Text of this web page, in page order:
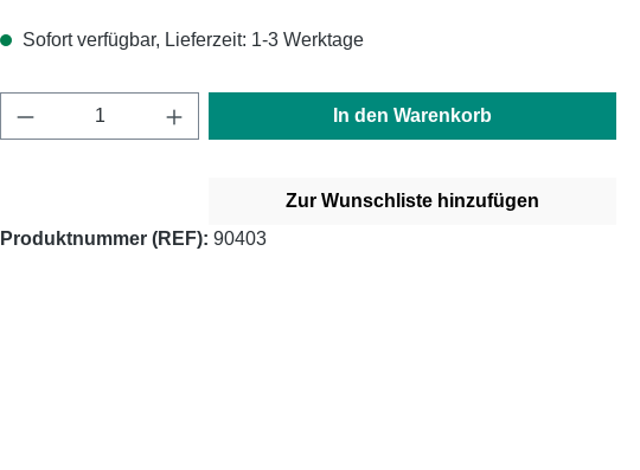
Sofort verfügbar, Lieferzeit: 1-3 Werktage
Produkt Anzahl: Gib den gewünschten Wert ein
In den Warenkorb
Zur Wunschliste hinzufügen
Produktnummer (REF): 90403